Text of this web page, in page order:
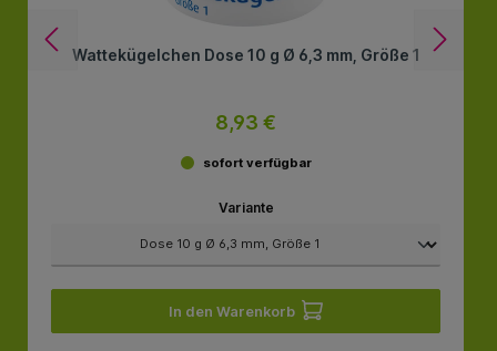
Wattekügelchen Dose 10 g Ø 6,3 mm, Größe 1
8,93 €
sofort verfügbar
Variante
In den Warenkorb